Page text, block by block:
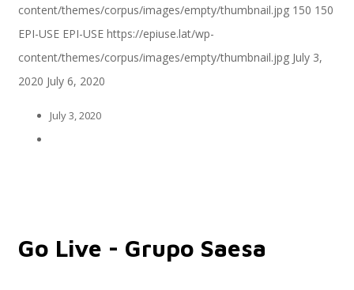
Servicios y productos cloud
content/themes/corpus/images/empty/thumbnail.jpg 150 150
EPI-USE EPI-USE https://epiuse.lat/wp-
content/themes/corpus/images/empty/thumbnail.jpg July 3,
2020 July 6, 2020
July 3, 2020
Go Live - Grupo Saesa